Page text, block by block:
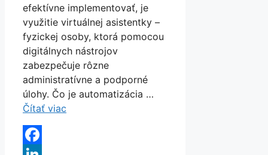
efektívne implementovať, je
využitie virtuálnej asistentky –
fyzickej osoby, ktorá pomocou
digitálnych nástrojov
zabezpečuje rôzne
administratívne a podporné
úlohy. Čo je automatizácia …
Čítať viac